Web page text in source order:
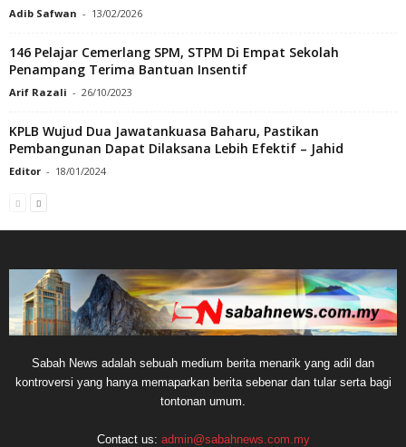
Adib Safwan - 13/02/2026
146 Pelajar Cemerlang SPM, STPM Di Empat Sekolah
Penampang Terima Bantuan Insentif
Arif Razali - 26/10/2023
KPLB Wujud Dua Jawatankuasa Baharu, Pastikan
Pembangunan Dapat Dilaksana Lebih Efektif – Jahid
Editor - 18/01/2024
Sabah News adalah sebuah medium berita menarik yang adil dan
kontroversi yang hanya memaparkan berita sebenar dan tular serta bagi
tontonan umum.
Contact us: admin@sabahnews.com.my